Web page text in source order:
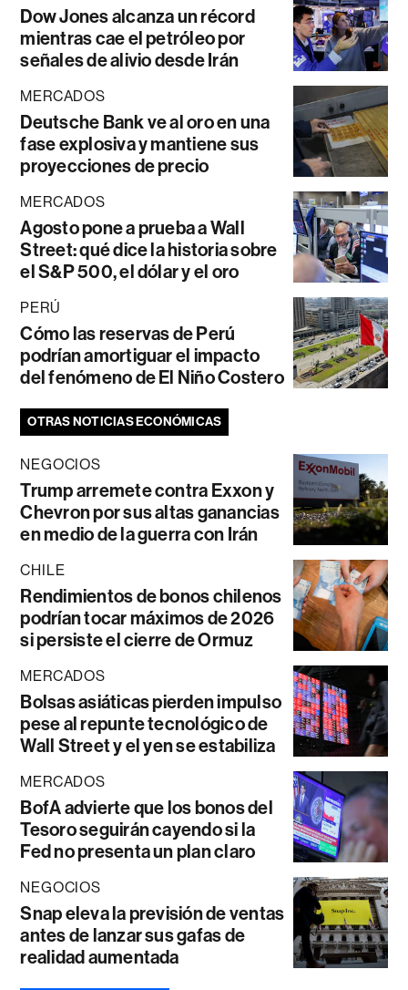
Dow Jones alcanza un récord
mientras cae el petróleo por
señales de alivio desde Irán
MERCADOS
Deutsche Bank ve al oro en una
fase explosiva y mantiene sus
proyecciones de precio
MERCADOS
Agosto pone a prueba a Wall
Street: qué dice la historia sobre
el S&P 500, el dólar y el oro
PERÚ
Cómo las reservas de Perú
podrían amortiguar el impacto
del fenómeno de El Niño Costero
OTRAS NOTICIAS ECONÓMICAS
NEGOCIOS
Trump arremete contra Exxon y
Chevron por sus altas ganancias
en medio de la guerra con Irán
CHILE
Rendimientos de bonos chilenos
podrían tocar máximos de 2026
si persiste el cierre de Ormuz
MERCADOS
Bolsas asiáticas pierden impulso
pese al repunte tecnológico de
Wall Street y el yen se estabiliza
MERCADOS
BofA advierte que los bonos del
Tesoro seguirán cayendo si la
Fed no presenta un plan claro
NEGOCIOS
Snap eleva la previsión de ventas
antes de lanzar sus gafas de
realidad aumentada